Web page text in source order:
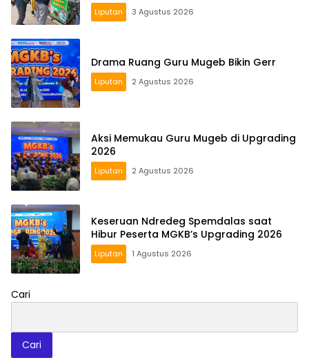
Liputan 3 Agustus 2026
Drama Ruang Guru Mugeb Bikin Gerr
Liputan 2 Agustus 2026
Aksi Memukau Guru Mugeb di Upgrading
2026
Liputan 2 Agustus 2026
Keseruan Ndredeg Spemdalas saat
Hibur Peserta MGKB’s Upgrading 2026
Liputan 1 Agustus 2026
Cari
Cari